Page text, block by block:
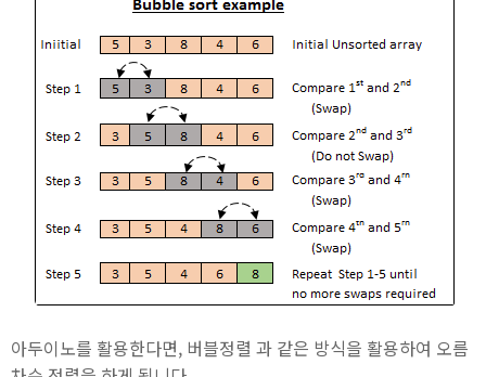
아두이노를 활용한다면, 버블정렬 과 같은 방식을 활용하여 오름